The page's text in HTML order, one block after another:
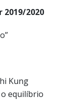
2020
Kung
equilíbrio